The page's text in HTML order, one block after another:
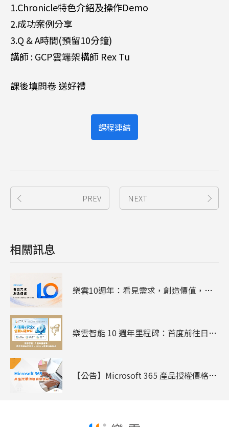
1.Chronicle特色介紹及操作Demo
2.成功案例分享
3.Q & A時間(預留10分鐘)
講師 : GCP雲端架構師 Rex Tu
課後填問卷 送好禮
課程連結
PREV NEXT
相關訊息
樂雲10週年：看見需求，創造價值，陪企業走過雲端、資安與AI
樂雲智能 10 週年里程碑：首度前往日本參展 - 2026 日本臺灣形象展
【公告】Microsoft 365 產品授權價格調整通知